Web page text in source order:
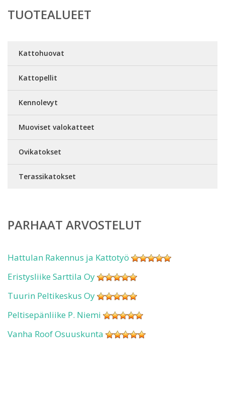
TUOTEALUEET
Kattohuovat
Kattopellit
Kennolevyt
Muoviset valokatteet
Ovikatokset
Terassikatokset
PARHAAT ARVOSTELUT
Hattulan Rakennus ja Kattotyö
Eristysliike Sarttila Oy
Tuurin Peltikeskus Oy
Peltisepänliike P. Niemi
Vanha Roof Osuuskunta